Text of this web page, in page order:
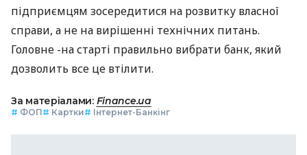
підприємцям зосередитися на розвитку власної
справи, а не на вирішенні технічних питань.
Головне -на старті правильно вибрати банк, який
дозволить все це втілити.
За матеріалами: Finance.ua
# ФОП# Картки# Інтернет-Банкінг